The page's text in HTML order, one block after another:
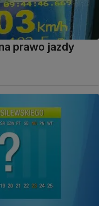
prawo jazdy